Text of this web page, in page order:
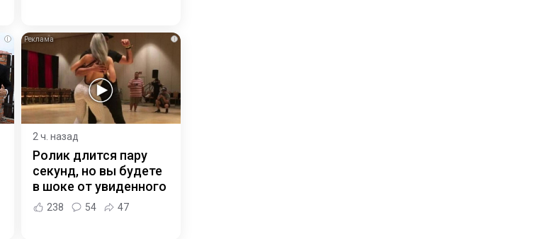
i i
2 ч. назад
Ролик длится пару
секунд, но вы будете
в шоке от увиденного
238 54 47